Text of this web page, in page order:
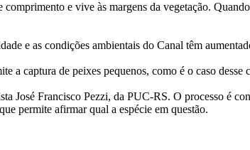
comprimento e vive às margens da vegetação.
e as condições ambientais do Canal têm
a captura de peixes pequenos, como é o caso
José Francisco Pezzi, da PUC-RS. O processo é
permite afirmar qual a espécie em questão.